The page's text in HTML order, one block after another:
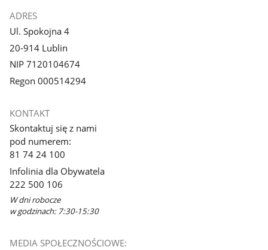
ADRES
Ul. Spokojna 4
20-914 Lublin
NIP 7120104674
Regon 000514294
KONTAKT
Skontaktuj się z nami
pod numerem:
81 74 24 100
Infolinia dla Obywatela
222 500 106
W dni robocze
w godzinach: 7:30-15:30
MEDIA SPOŁECZNOŚCIOWE: